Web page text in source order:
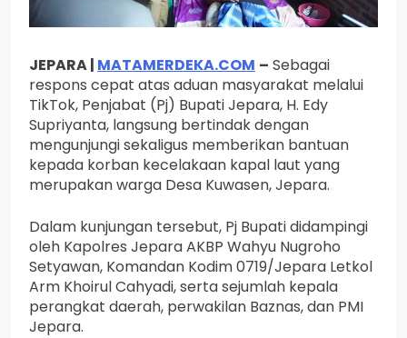
JEPARA | MATAMERDEKA.COM – Sebagai
respons cepat atas aduan masyarakat melalui
TikTok, Penjabat (Pj) Bupati Jepara, H. Edy
Supriyanta, langsung bertindak dengan
mengunjungi sekaligus memberikan bantuan
kepada korban kecelakaan kapal laut yang
merupakan warga Desa Kuwasen, Jepara.
Dalam kunjungan tersebut, Pj Bupati didampingi
oleh Kapolres Jepara AKBP Wahyu Nugroho
Setyawan, Komandan Kodim 0719/Jepara Letkol
Arm Khoirul Cahyadi, serta sejumlah kepala
perangkat daerah, perwakilan Baznas, dan PMI
Jepara.